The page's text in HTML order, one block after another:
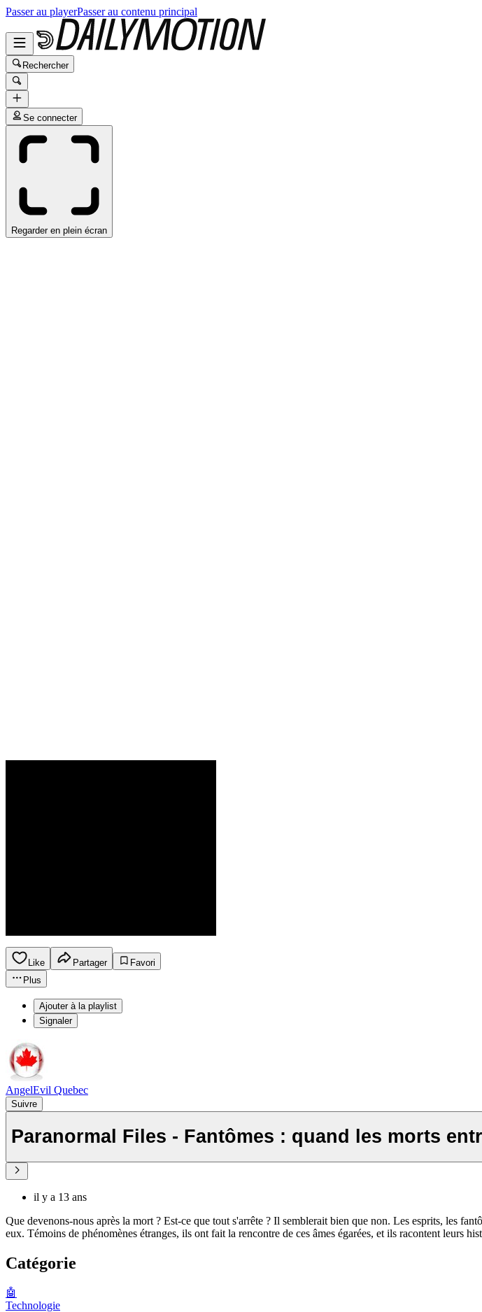
Passer au playerPasser au contenu principal
Rechercher
Se connecter
Regarder en plein écran
Like Partager
Favori
Plus
Ajouter à la playlist
Signaler
AngelEvil Quebec
Suivre
Paranormal Files - Fantômes : quand les morts
il y a 13 ans
Que devenons-nous après la mort ? Est-ce que tout s'arrête ? Il semblerait bien que non. Les esprits, les
eux. Témoins de phénomènes étranges, ils ont fait la rencontre de ces âmes égarées, et ils racontent leurs
Catégorie
🤖
Technologie